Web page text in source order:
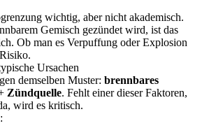
wichtig, aber nicht akademisch.
Gemisch gezündet wird, ist das
Ob man es Verpuffung oder Explosion
Ursachen
demselben Muster: brennbares
Zündquelle. Fehlt einer dieser Faktoren,
wird es kritisch.